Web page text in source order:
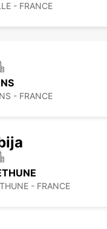
- FRANCE
- FRANCE
- FRANCE